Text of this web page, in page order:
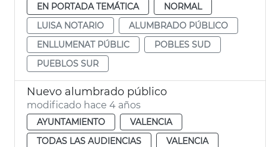
EN PORTADA TEMÁTICA
NORMAL
LUISA NOTARIO
ALUMBRADO PÚBLICO
ENLLUMENAT PÚBLIC
POBLES SUD
PUEBLOS SUR
Nuevo alumbrado público
modificado hace 4 años
AYUNTAMIENTO
VALENCIA
TODAS LAS AUDIENCIAS
VALENCIA